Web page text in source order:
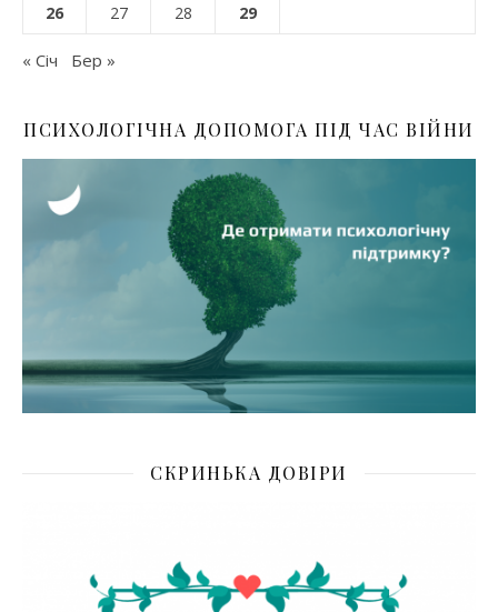
26
27 28 29
« Січ Бер »
ПСИХОЛОГІЧНА ДОПОМОГА ПІД ЧАС ВІЙНИ
СКРИНЬКА ДОВІРИ